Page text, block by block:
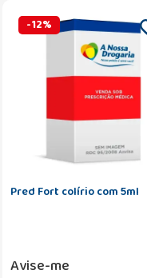
-12%
Pred Fort colírio com 5ml
Avise-me